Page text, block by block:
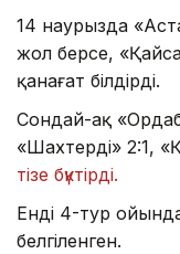
14 наурызда
жол берсе,
қанағат білдірді.
Сондай-ақ
«Шахтерді» 2:1,
тізе бүктірді.
Енді 4-тур
белгіленген.